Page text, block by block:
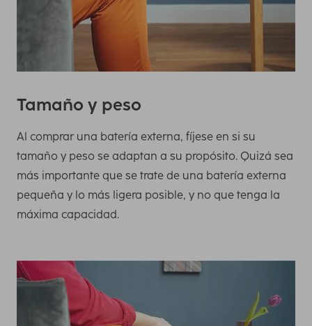
Tamaño y peso
Al comprar una batería externa, fíjese en si su
tamaño y peso se adaptan a su propósito. Quizá sea
más importante que se trate de una batería externa
pequeña y lo más ligera posible, y no que tenga la
máxima capacidad.